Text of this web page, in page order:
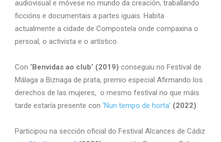
audiovisual e móvese no mundo da creación, traballando
ficcións e documentais a partes iguais. Habita
actualmente a cidade de Compostela onde compaxina o
persoal, o activista e o artístico.
Con ‘Benvidas ao club’ (2019) conseguiu no Festival de
Málaga a Biznaga de prata, premio especial Afirmando los
derechos de las mujeres, o mesmo festival no que máis
tarde estaría presente con ‘Nun tempo de horta’ (2022).
Participou na sección oficial do Festival Alcances de Cádiz